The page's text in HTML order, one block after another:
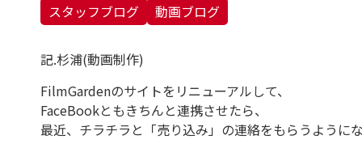
スタッフブログ
動画ブログ
記.杉浦(動画制作)
FilmGardenのサイトをリニューアルして、
FaceBookともきちんと連携させたら、
最近、チラチラと「売り込み」の連絡をもらうようにな